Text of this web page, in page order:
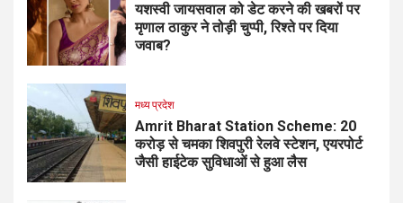
यशस्वी जायसवाल को डेट करने की खबरों पर
मृणाल ठाकुर ने तोड़ी चुप्पी, रिश्ते पर दिया
जवाब?
मध्य प्रदेश
Amrit Bharat Station Scheme: 20
करोड़ से चमका शिवपुरी रेलवे स्टेशन, एयरपोर्ट
जैसी हाईटेक सुविधाओं से हुआ लैस